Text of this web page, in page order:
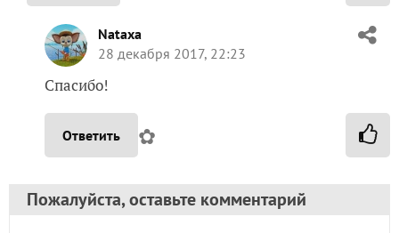
Nataxa
28 декабря 2017, 22:23
Спасибо!
Ответить ✿
Пожалуйста, оставьте комментарий